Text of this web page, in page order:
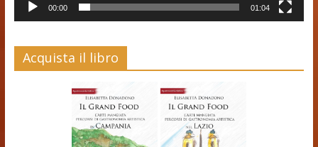
00:00 01:04
Acquista il libro